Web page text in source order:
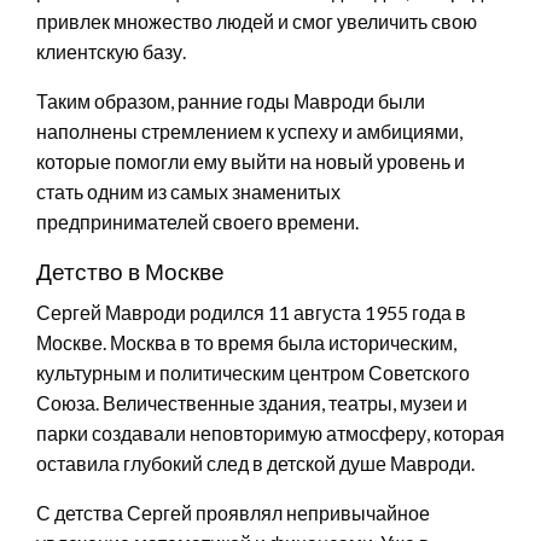
привлек множество людей и смог увеличить свою
клиентскую базу.
Таким образом, ранние годы Мавроди были
наполнены стремлением к успеху и амбициями,
которые помогли ему выйти на новый уровень и
стать одним из самых знаменитых
предпринимателей своего времени.
Детство в Москве
Сергей Мавроди родился 11 августа 1955 года в
Москве. Москва в то время была историческим,
культурным и политическим центром Советского
Союза. Величественные здания, театры, музеи и
парки создавали неповторимую атмосферу, которая
оставила глубокий след в детской душе Мавроди.
С детства Сергей проявлял непривычайное